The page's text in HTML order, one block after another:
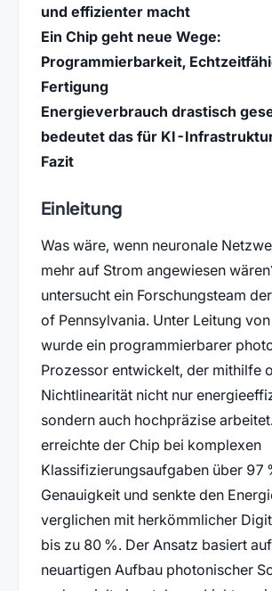
und effizienter macht
Ein Chip geht neue Wege:
Programmierbarkeit,
Fertigung
Energieverbrauch drastisch
bedeutet das für KI-
Fazit
Einleitung
Was wäre, wenn neuronale
mehr auf Strom angewiesen
untersucht ein Forschungsteam
of Pennsylvania. Unter Leitung
wurde ein programmierbarer
Prozessor entwickelt, der mithilfe
Nichtlinearität nicht nur
sondern auch hochpräzise
erreichte der Chip bei komplexen
Klassifizierungsaufgaben über 97
Genauigkeit und senkte den
verglichen mit herkömmlicher
bis zu 80 %. Der Ansatz basiert
neuartigen Aufbau photonischer